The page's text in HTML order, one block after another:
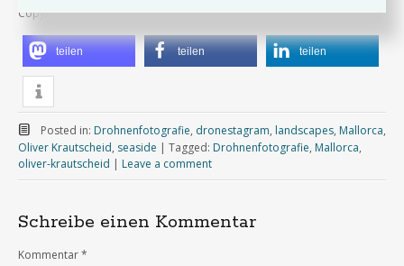
Copyright Oliver Krautscheid
teilen teilen teilen
Posted in: Drohnenfotografie, dronestagram, landscapes, Mallorca,
Oliver Krautscheid, seaside | Tagged: Drohnenfotografie, Mallorca,
oliver-krautscheid | Leave a comment
Schreibe einen Kommentar
Kommentar*